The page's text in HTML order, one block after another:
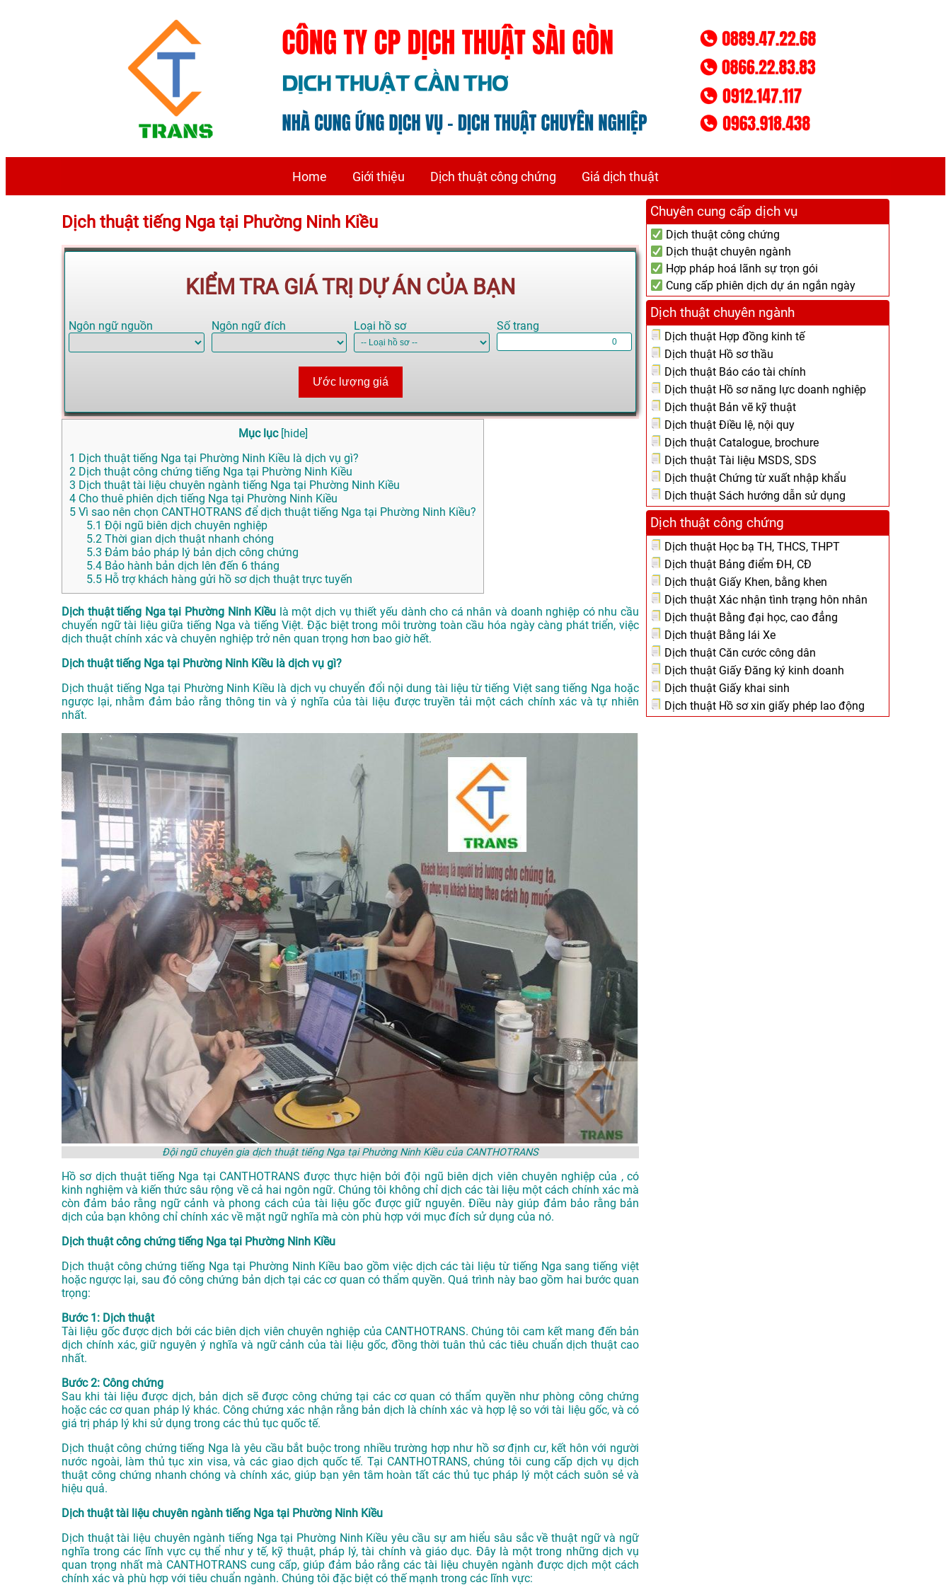
Home Giới thiệu Dịch thuật công chứng Giá dịch thuật
Dịch thuật tiếng Nga tại Phường Ninh Kiều
KIỂM TRA GIÁ TRỊ DỰ ÁN CỦA BẠN
Ngôn ngữ nguồn Ngôn ngữ đích Loại hồ sơ Số trang
Ước lượng giá
Mục lục [hide]
1 Dịch thuật tiếng Nga tại Phường Ninh Kiều là dịch vụ gì?
2 Dịch thuật công chứng tiếng Nga tại Phường Ninh Kiều
3 Dịch thuật tài liệu chuyên ngành tiếng Nga tại Phường Ninh Kiều
4 Cho thuê phiên dịch tiếng Nga tại Phường Ninh Kiều
5 Vì sao nên chọn CANTHOTRANS để dịch thuật tiếng Nga tại Phường Ninh Kiều?
5.1 Đội ngũ biên dịch chuyên nghiệp
5.2 Thời gian dịch thuật nhanh chóng
5.3 Đảm bảo pháp lý bản dịch công chứng
5.4 Bảo hành bản dịch lên đến 6 tháng
5.5 Hỗ trợ khách hàng gửi hồ sơ dịch thuật trực tuyến
Dịch thuật tiếng Nga tại Phường Ninh Kiều là một dịch vụ thiết yếu dành cho cá nhân và doanh nghiệp có nhu cầu
chuyển ngữ tài liệu giữa tiếng Nga và tiếng Việt. Đặc biệt trong môi trường toàn cầu hóa ngày càng phát triển, việc
dịch thuật chính xác và chuyên nghiệp trở nên quan trọng hơn bao giờ hết.
Dịch thuật tiếng Nga tại Phường Ninh Kiều là dịch vụ gì?
Dịch thuật tiếng Nga tại Phường Ninh Kiều là dịch vụ chuyển đổi nội dung tài liệu từ tiếng Việt sang tiếng Nga hoặc
ngược lại, nhằm đảm bảo rằng thông tin và ý nghĩa của tài liệu được truyền tải một cách chính xác và tự nhiên
nhất.
Đội ngũ chuyên gia dịch thuật tiếng Nga tại Phường Ninh Kiều của CANTHOTRANS
Hồ sơ dịch thuật tiếng Nga tại CANTHOTRANS được thực hiện bởi đội ngũ biên dịch viên chuyên nghiệp của , có
kinh nghiệm và kiến thức sâu rộng về cả hai ngôn ngữ. Chúng tôi không chỉ dịch các tài liệu một cách chính xác mà
còn đảm bảo rằng ngữ cảnh và phong cách của tài liệu gốc được giữ nguyên. Điều này giúp đảm bảo rằng bản
dịch của bạn không chỉ chính xác về mặt ngữ nghĩa mà còn phù hợp với mục đích sử dụng của nó.
Dịch thuật công chứng tiếng Nga tại Phường Ninh Kiều
Dịch thuật công chứng tiếng Nga tại Phường Ninh Kiều bao gồm việc dịch các tài liệu từ tiếng Nga sang tiếng việt
hoặc ngược lại, sau đó công chứng bản dịch tại các cơ quan có thẩm quyền. Quá trình này bao gồm hai bước quan
trọng:
Bước 1: Dịch thuật
Tài liệu gốc được dịch bởi các biên dịch viên chuyên nghiệp của CANTHOTRANS. Chúng tôi cam kết mang đến bản
dịch chính xác, giữ nguyên ý nghĩa và ngữ cảnh của tài liệu gốc, đồng thời tuân thủ các tiêu chuẩn dịch thuật cao
nhất.
Bước 2: Công chứng
Sau khi tài liệu được dịch, bản dịch sẽ được công chứng tại các cơ quan có thẩm quyền như phòng công chứng
hoặc các cơ quan pháp lý khác. Công chứng xác nhận rằng bản dịch là chính xác và hợp lệ so với tài liệu gốc, và có
giá trị pháp lý khi sử dụng trong các thủ tục quốc tế.
Dịch thuật công chứng tiếng Nga là yêu cầu bắt buộc trong nhiều trường hợp như hồ sơ định cư, kết hôn với người
nước ngoài, làm thủ tục xin visa, và các giao dịch quốc tế. Tại CANTHOTRANS, chúng tôi cung cấp dịch vụ dịch
thuật công chứng nhanh chóng và chính xác, giúp bạn yên tâm hoàn tất các thủ tục pháp lý một cách suôn sẻ và
hiệu quả.
Dịch thuật tài liệu chuyên ngành tiếng Nga tại Phường Ninh Kiều
Dịch thuật tài liệu chuyên ngành tiếng Nga tại Phường Ninh Kiều yêu cầu sự am hiểu sâu sắc về thuật ngữ và ngữ
nghĩa trong các lĩnh vực cụ thể như y tế, kỹ thuật, pháp lý, tài chính và giáo dục. Đây là một trong những dịch vụ
quan trọng nhất mà CANTHOTRANS cung cấp, giúp đảm bảo rằng các tài liệu chuyên ngành được dịch một cách
chính xác và phù hợp với tiêu chuẩn ngành. Chúng tôi đặc biệt có thế mạnh trong các lĩnh vực:
Chuyên cung cấp dịch vụ
Dịch thuật công chứng
Dịch thuật chuyên ngành
Hợp pháp hoá lãnh sự trọn gói
Cung cấp phiên dịch dự án ngắn ngày
Dịch thuật chuyên ngành
Dịch thuật Hợp đồng kinh tế
Dịch thuật Hồ sơ thầu
Dịch thuật Báo cáo tài chính
Dịch thuật Hồ sơ năng lực doanh nghiệp
Dịch thuật Bản vẽ kỹ thuật
Dịch thuật Điều lệ, nội quy
Dịch thuật Catalogue, brochure
Dịch thuật Tài liệu MSDS, SDS
Dịch thuật Chứng từ xuất nhập khẩu
Dịch thuật Sách hướng dẫn sử dụng
Dịch thuật công chứng
Dịch thuật Học bạ TH, THCS, THPT
Dịch thuật Bảng điểm ĐH, CĐ
Dịch thuật Giấy Khen, bằng khen
Dịch thuật Xác nhận tình trạng hôn nhân
Dịch thuật Bằng đại học, cao đẳng
Dịch thuật Bằng lái Xe
Dịch thuật Căn cước công dân
Dịch thuật Giấy Đăng ký kinh doanh
Dịch thuật Giấy khai sinh
Dịch thuật Hồ sơ xin giấy phép lao động